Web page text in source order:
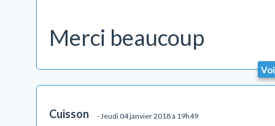
Merci beaucoup
Cuisson - Jeudi 04 janvier 2018 à 19h49